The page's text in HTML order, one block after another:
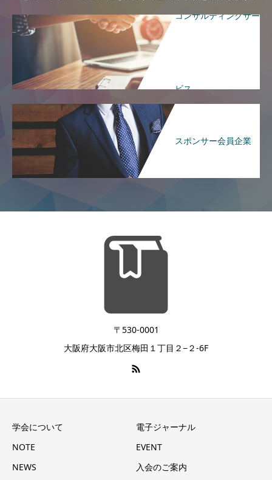
コンサルティングサー
ビス
スポンサー会員企業
〒530-0001
大阪府大阪市北区梅田１丁目２−２-6F
学会について
電子ジャーナル
NOTE
EVENT
NEWS
入会のご案内